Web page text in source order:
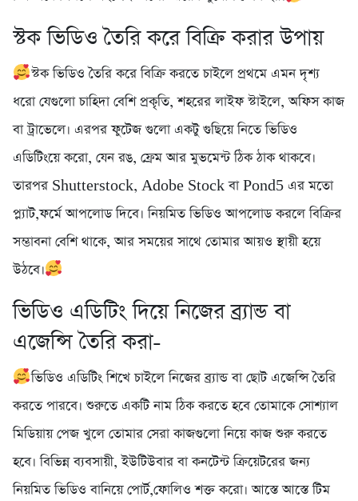
স্টক ভিডিও তৈরি করে বিক্রি করার উপায়
স্টক ভিডিও তৈরি করে বিক্রি করতে চাইলে প্রথমে এমন দৃশ্য
ধরো যেগুলো চাহিদা বেশি প্রকৃতি, শহরের লাইফ স্টাইলে, অফিস কাজ
বা ট্রাভেলে। এরপর ফুটেজ গুলো একটু গুছিয়ে নিতে ভিডিও
এডিটিংয়ে করো, যেন রঙ, ফ্রেম আর মুভমেন্ট ঠিক ঠাক থাকবে।
তারপর Shutterstock, Adobe Stock বা Pond5 এর মতো
প্ল্যাট,ফর্মে আপলোড দিবে। নিয়মিত ভিডিও আপলোড করলে বিক্রির
সম্ভাবনা বেশি থাকে, আর সময়ের সাথে তোমার আয়ও স্থায়ী হয়ে
উঠবে।
ভিডিও এডিটিং দিয়ে নিজের ব্র্যান্ড বা
এজেন্সি তৈরি করা-
ভিডিও এডিটিং শিখে চাইলে নিজের ব্র্যান্ড বা ছোট এজেন্সি তৈরি
করতে পারবে। শুরুতে একটি নাম ঠিক করতে হবে তোমাকে সোশ্যাল
মিডিয়ায় পেজ খুলে তোমার সেরা কাজগুলো নিয়ে কাজ শুরু করতে
হবে। বিভিন্ন ব্যবসায়ী, ইউটিউবার বা কনটেন্ট ক্রিয়েটরের জন্য
নিয়মিত ভিডিও বানিয়ে পোর্ট,ফোলিও শক্ত করো। আস্তে আস্তে টিম